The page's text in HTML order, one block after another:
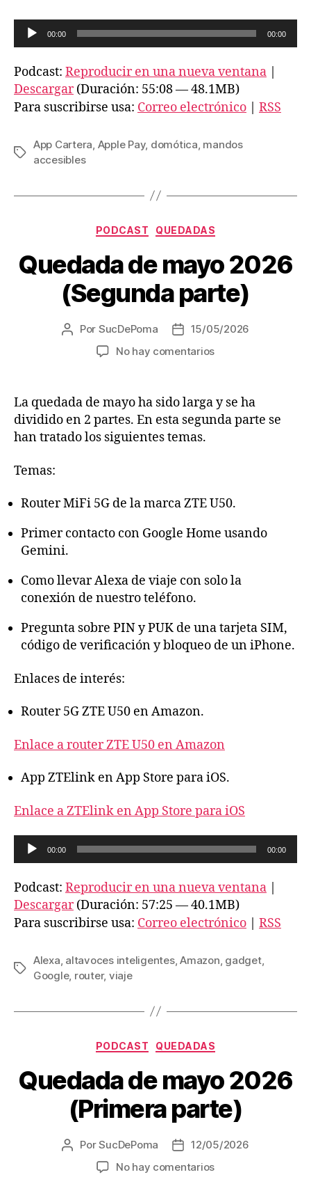
e
p
r
o
c
o
a
00:00 00:00
Podcast: Reproducir en una nueva ventana |
Descargar(Duración: 55:08 — 48.1MB)
Para suscribirse usa: Correo electrónico | RSS
Etiquetas
App Cartera Apple Pay, domótica mandos
accesibles
Categorías
PODCAST QUEDADAS
Quedada de mayo 2026
(Segunda parte)
Autor
Por SucDePoma
Fecha
de
15/05/2026
No hay comentariosen
mayo
2026
(Segunda
La quedada de mayo ha sido larga y se ha
dividido en 2 partes. En esta segunda parte se
han tratado los siguientes temas.
Temas:
Router MiFi 5G de la marca ZTE U50.
Primer contacto con Google Home usando
Gemini.
Como llevar Alexa de viaje con solo la
conexión de nuestro teléfono.
Pregunta sobre PIN y PUK de una tarjeta SIM,
código de verificación y bloqueo de un iPhone.
Enlaces de interés:
Router 5G ZTE U50 en Amazon.
Enlace a router ZTE U50 en Amazon
App ZTElink en App Store para iOS.
Enlace a ZTElink en App Store para iOS
e
p
r
o
c
o
a
00:00 00:00
Podcast: Reproducir en una nueva ventana |
Descargar(Duración: 57:25 — 40.1MB)
Para suscribirse usa: Correo electrónico | RSS
Etiquetas
Alexa altavoces inteligentes,Amazon gadget,
Google, router, viaje
Categorías
PODCAST QUEDADAS
Quedada de mayo 2026
(Primera parte)
Autor
PorSucDePoma
Fecha
de
12/05/2026
No hay comentariosen